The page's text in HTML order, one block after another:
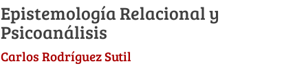
Epistemología Relacional y
Psicoanálisis
Carlos Rodríguez Sutil